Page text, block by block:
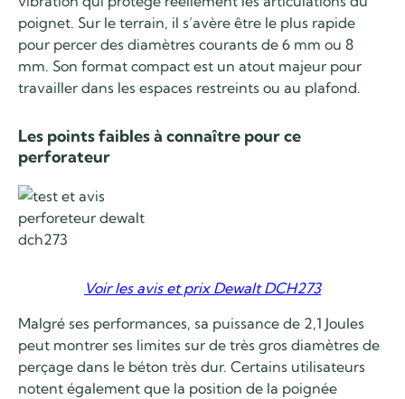
poignet. Sur le terrain, il s’avère être le plus rapide
pour percer des diamètres courants de 6 mm ou 8
mm. Son format compact est un atout majeur pour
travailler dans les espaces restreints ou au plafond.
Les points faibles à connaître pour ce
perforateur
Voir les avis et prix Dewalt DCH273
Malgré ses performances, sa puissance de 2,1 Joules
peut montrer ses limites sur de très gros diamètres de
perçage dans le béton très dur. Certains utilisateurs
notent également que la position de la poignée